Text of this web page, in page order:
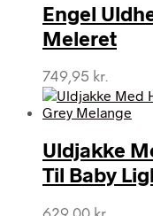
Engel
Meleret
749,95 kr.
Uldjakke
Til Baby